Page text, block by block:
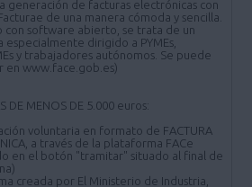
generación de facturas electrónicas con
de una manera cómoda y sencilla.
con software abierto, se trata de un
especialmente dirigido a PYMEs,
y trabajadores autónomos. Se puede
en www.face.gob.es)
DE MENOS DE 5.000 euros:
voluntaria en formato de FACTURA
a través de la plataforma FACe
en el botón "tramitar" situado al final de
creada por El Ministerio de Industria,